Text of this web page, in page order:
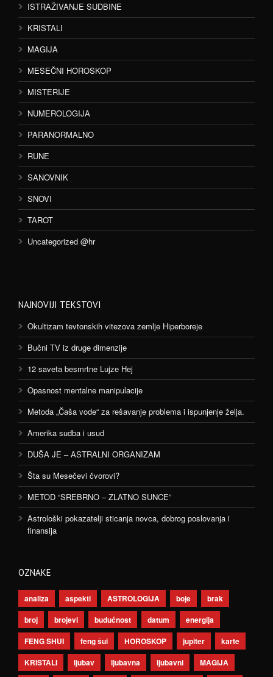
ISTRAŽIVANJE SUDBINE
KRISTALI
MAGIJA
MESEČNI HOROSKOP
MISTERIJE
NUMEROLOGIJA
PARANORMALNO
RUNE
SANOVNIK
SNOVI
TAROT
Uncategorized @hr
NAJNOVIJI TEKSTOVI
Okultizam tevtonskih vitezova zemlje Hiperboreje
Bučni TV iz druge dimenzije
12 saveta besmrtne Lujze Hej
Opasnost mentalne manipulacije
Metoda „Čaša vode“ za rešavanje problema i ispunjenje želja.
Amerika sudba i usud
DUŠA JE – ASTRALNI ORGANIZAM
Šta su Mesečevi čvorovi?
METOD “SREBRNO – ZLATNO SUNCE”
Astrološki pokazatelji sticanja novca, dobrog poslovanja i
finansija
OZNAKE
analiza aspekti ASTROLOGIJA boje
brak
broj
brojevi budućnost datum
energija
FENG SHUI
feng šui HOROSKOP jupiter
karte
KRISTALI
ljubav ljubavna ljubavni MAGIJA